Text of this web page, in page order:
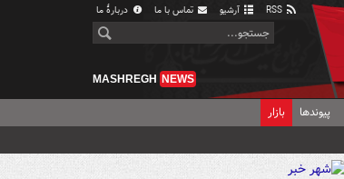
آرشیو تماس با ما دربارهٔ ما
MASHREGH NEWS
پیوندها بازار